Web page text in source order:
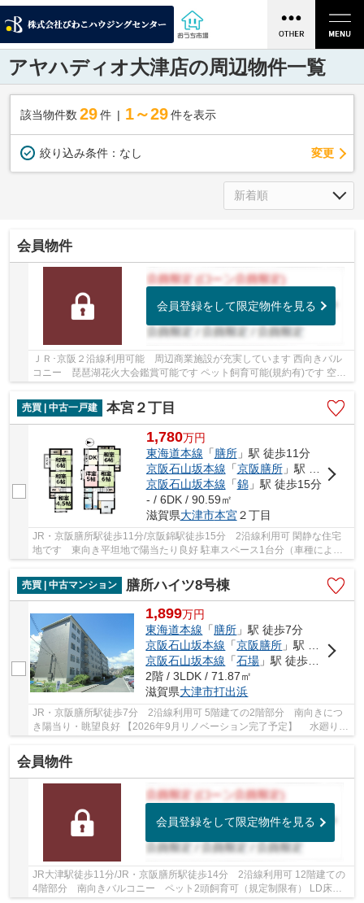
アヤハディオ大津店の周辺物件一覧
該当物件数 29件 1～29 件を表示
絞り込み条件： なし 変更
会員物件
会員登録をして限定物件を見る
ＪＲ･京阪２沿線利用可能 周辺商業施設が充実しています 西向きバル
コニー 琵琶湖花火大会鑑賞可能です ペット飼育可能(規約有)です 空家
につき即お引渡しできます 令和3年10月 給...
売買 | 中古一戸建
本宮２丁目
1,780万円
東海道本線 「膳所」駅 徒歩11分
京阪石山坂本線 「京阪膳所」駅 徒歩11分
京阪石山坂本線 「錦」駅 徒歩15分
- / 6DK / 90.59㎡
滋賀県大津市本宮２丁目
JR・京阪膳所駅徒歩11分/京阪錦駅徒歩15分 2沿線利用可 閑静な住宅
地です 東向き平坦地で陽当たり良好 駐車スペース1台分（車種によ
る） 全居室収納付き スーパー・コンビニ・ドラ...
売買 | 中古マンション
膳所ハイツ8号棟
1,899万円
東海道本線 「膳所 」駅 徒歩7分
京阪石山坂本線 「京阪膳所 」駅 徒歩7分
京阪石山坂本線 「石場 」駅 徒歩10分
2階 / 3LDK / 71.87㎡
滋賀県大津市打出浜
JR・京阪膳所駅徒歩7分 2沿線利用可 5階建ての2階部分 南向きにつ
き陽当り・眺望良好 【2026年9月リノベーション完了予定】 水廻り交
会員物件
会員登録をして限定物件を見る
JR大津駅徒歩11分/JR・京阪膳所駅徒歩14分 2沿線利用可 12階建ての
4階部分 南向きバルコニー ペット2頭飼育可（規定制限有） LD床暖